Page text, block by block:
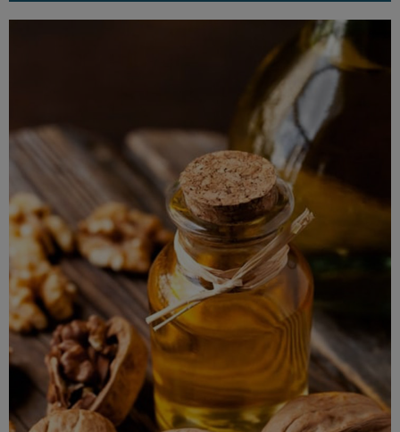
les huiles de noix